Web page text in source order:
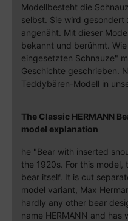
Modellbesteht die
selbst. Sie wird
angenäht. Mit dieser
bekannt und berühmt.
eingesetzten Schnauze"
Geschichte geschrieben.
Teddybären-Modell in
The Classic HERMANN
model explanation
he "Bear with inserted
the 1920s. For this
bear itself. It is cut
model variant, Max
hardly any other bear
name HERMANN and